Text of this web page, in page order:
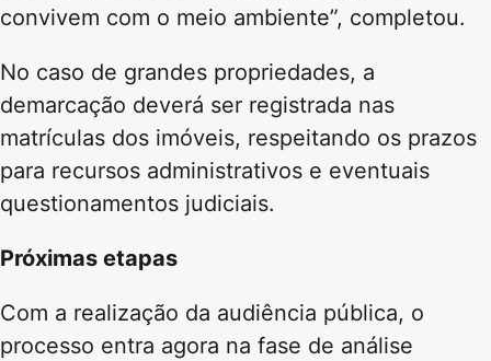
convivem com o meio ambiente”, completou.
No caso de grandes propriedades, a
demarcação deverá ser registrada nas
matrículas dos imóveis, respeitando os prazos
para recursos administrativos e eventuais
questionamentos judiciais.
Próximas etapas
Com a realização da audiência pública, o
processo entra agora na fase de análise